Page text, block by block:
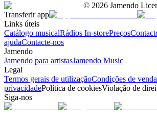
© 2026 Jamendo
Transferir app
Links úteis
Catálogo musicalRádios In-storePreços
ajudaContacte-nos
Jamendo
Jamendo para artistasJamendo Music
Legal
Termos gerais de utilizaçãoCondições de venda
privacidadePolítica de cookiesViolação de
Siga-nos